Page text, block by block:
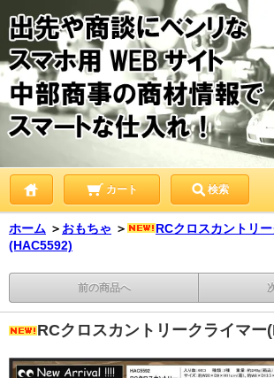
カート 検索
ホーム ＞ おもちゃ ＞
RCクロスカントリ
(HAC5592)
前の商品へ
RCクロスカントリークライマー